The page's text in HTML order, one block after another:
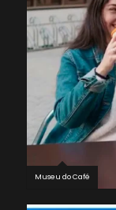
Museu do Café